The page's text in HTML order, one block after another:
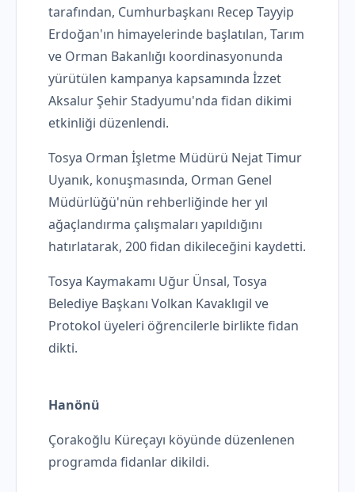
tarafından, Cumhurbaşkanı Recep Tayyip
Erdoğan'ın himayelerinde başlatılan, Tarım
ve Orman Bakanlığı koordinasyonunda
yürütülen kampanya kapsamında İzzet
Aksalur Şehir Stadyumu'nda fidan dikimi
etkinliği düzenlendi.
Tosya Orman İşletme Müdürü Nejat Timur
Uyanık, konuşmasında, Orman Genel
Müdürlüğü'nün rehberliğinde her yıl
ağaçlandırma çalışmaları yapıldığını
hatırlatarak, 200 fidan dikileceğini kaydetti.
Tosya Kaymakamı Uğur Ünsal, Tosya
Belediye Başkanı Volkan Kavaklıgil ve
Protokol üyeleri öğrencilerle birlikte fidan
dikti.
Hanönü
Çorakoğlu Küreçayı köyünde düzenlenen
programda fidanlar dikildi.